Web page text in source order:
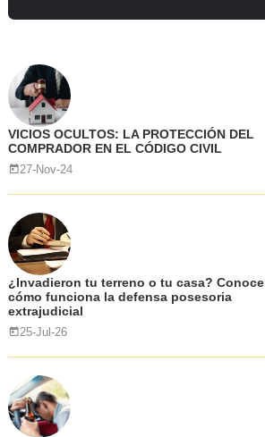
VICIOS OCULTOS: LA PROTECCIÓN DEL
COMPRADOR EN EL CÓDIGO CIVIL
27-Nov-24
¿Invadieron tu terreno o tu casa? Conoce
cómo funciona la defensa posesoria
extrajudicial
25-Jul-26